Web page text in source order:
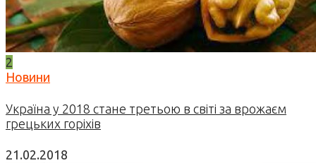
2
Новини
Україна у 2018 стане третьою в світі за врожаєм
грецьких горіхів
21.02.2018